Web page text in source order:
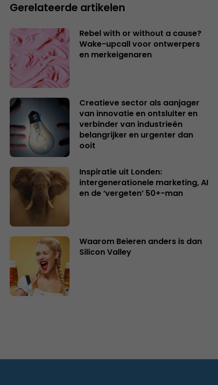
Gerelateerde artikelen
Rebel with or without a cause?
Wake-upcall voor ontwerpers
en merkeigenaren
Creatieve sector als aanjager
van innovatie en ontsluiter en
verbinder van industrieën
belangrijker en urgenter dan
ooit
Inspiratie uit Londen:
intergenerationele marketing, AI
en de ‘vergeten’ 50+-man
Waarom Beieren anders is dan
Silicon Valley